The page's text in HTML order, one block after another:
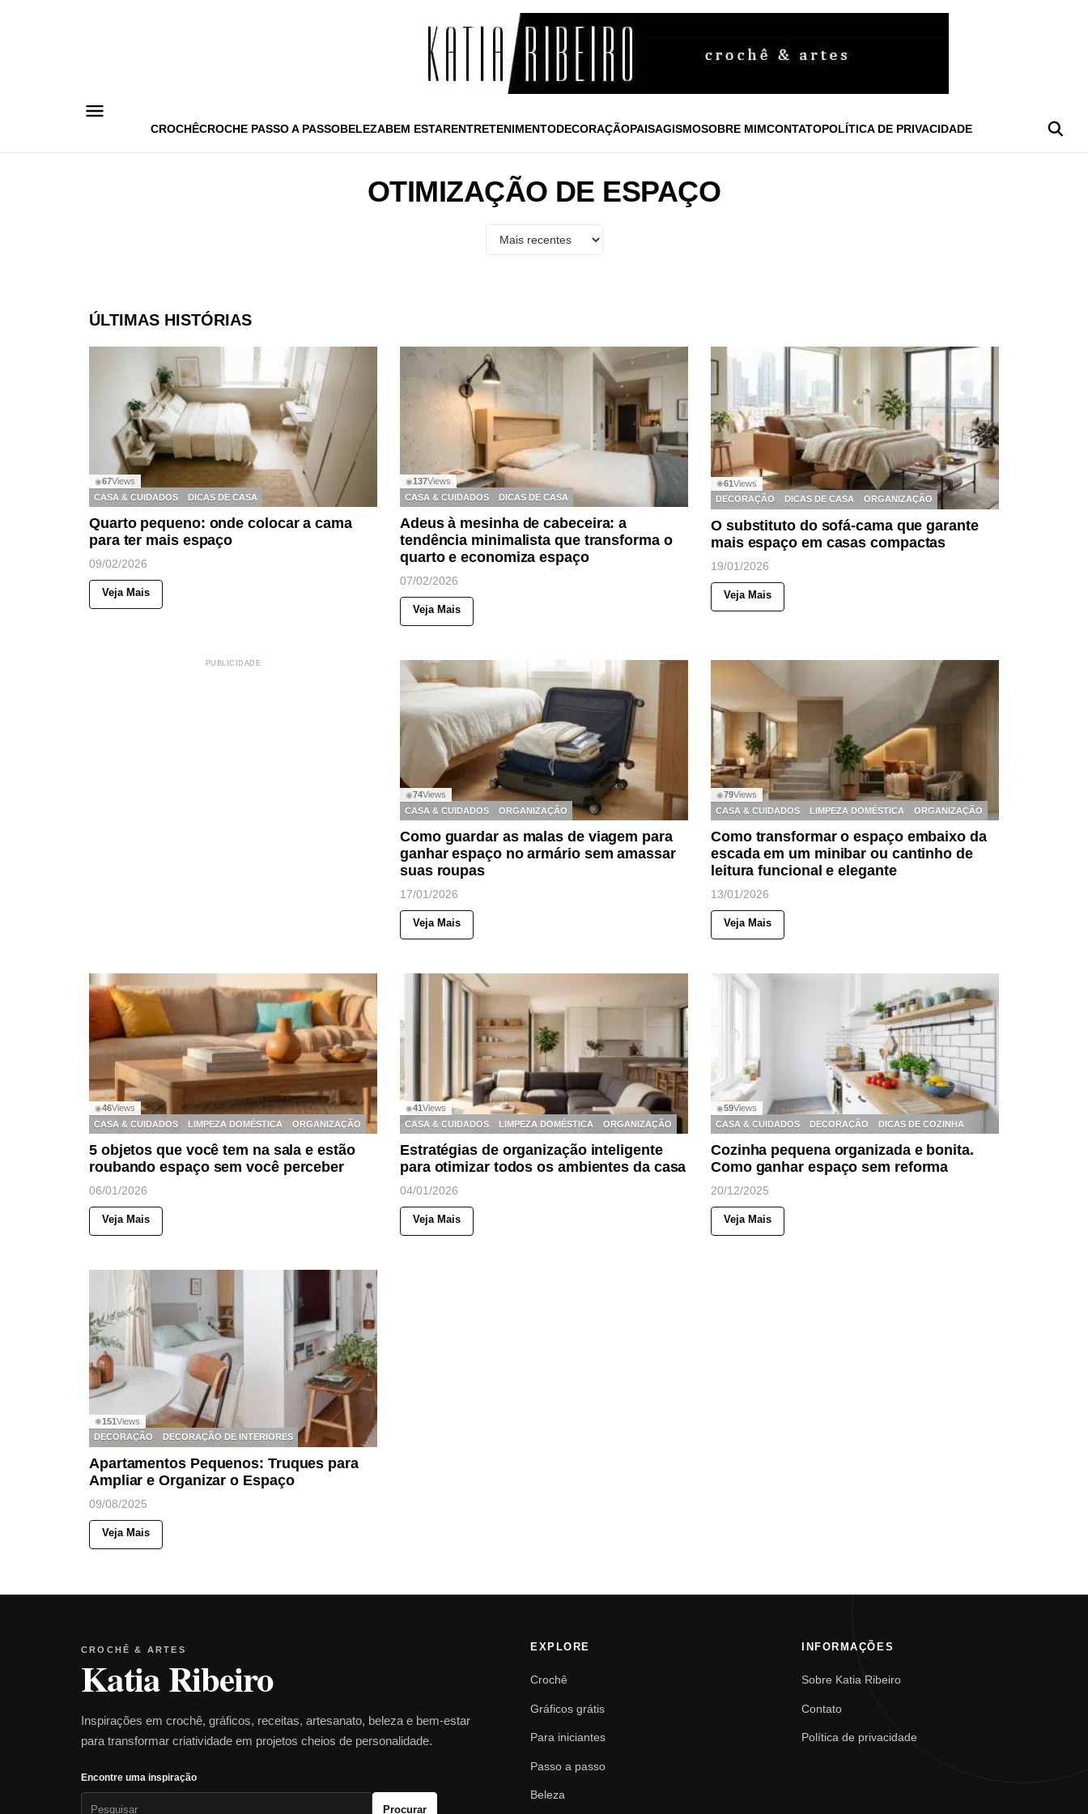
CROCHÊCROCHE PASSO A PASSOBELEZABEM ESTARENTRETENIMENTODECORAÇÃOPAISAGISMOSOBRE MIMCONTATOPOLÍTICA DE PRIVACIDADE
OTIMIZAÇÃO DE ESPAÇO
ÚLTIMAS HISTÓRIAS
◉67Views
CASA & CUIDADOS
DICAS DE CASA
Quarto pequeno: onde colocar a cama
para ter mais espaço
09/02/2026
Veja Mais
◉137Views
CASA & CUIDADOS
DICAS DE CASA
Adeus à mesinha de cabeceira: a
tendência minimalista que transforma o
quarto e economiza espaço
07/02/2026
Veja Mais
◉61Views
DECORAÇÃO
DICAS DE CASA ORGANIZAÇÃO
O substituto do sofá-cama que garante
mais espaço em casas compactas
19/01/2026
Veja Mais
PUBLICIDADE
◉74Views
CASA & CUIDADOS
ORGANIZAÇÃO
Como guardar as malas de viagem para
ganhar espaço no armário sem amassar
suas roupas
17/01/2026
Veja Mais
◉79Views
CASA & CUIDADOS
LIMPEZA DOMÉSTICA ORGANIZAÇÃO
Como transformar o espaço embaixo da
escada em um minibar ou cantinho de
leitura funcional e elegante
13/01/2026
Veja Mais
◉46Views
CASA & CUIDADOS
LIMPEZA DOMÉSTICA ORGANIZAÇÃO
5 objetos que você tem na sala e estão
roubando espaço sem você perceber
06/01/2026
Veja Mais
◉41Views
CASA & CUIDADOS
LIMPEZA DOMÉSTICA ORGANIZAÇÃO
Estratégias de organização inteligente
para otimizar todos os ambientes da casa
04/01/2026
Veja Mais
◉59Views
CASA & CUIDADOS
DECORAÇÃO DICAS DE COZINHA
Cozinha pequena organizada e bonita.
Como ganhar espaço sem reforma
20/12/2025
Veja Mais
◉151Views
DECORAÇÃO
DECORAÇÃO DE INTERIORES
Apartamentos Pequenos: Truques para
Ampliar e Organizar o Espaço
09/08/2025
Veja Mais
CROCHÊ & ARTES
Katia Ribeiro
Inspirações em crochê, gráficos, receitas, artesanato, beleza e bem-estar
para transformar criatividade em projetos cheios de personalidade.
Encontre uma inspiração
Procurar
EXPLORE
Crochê
Gráficos grátis
Para iniciantes
Passo a passo
Beleza
INFORMAÇÕES
Sobre Katia Ribeiro
Contato
Política de privacidade